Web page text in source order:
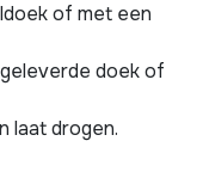
of met een
doek of
laat drogen.